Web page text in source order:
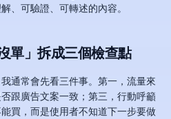
、可驗證、可轉述的內容。
單」拆成三個檢查點
通常會先看三件事。第一，流量來
跟廣告文案一致；第三，行動呼籲
買，而是使用者不知道下一步要做